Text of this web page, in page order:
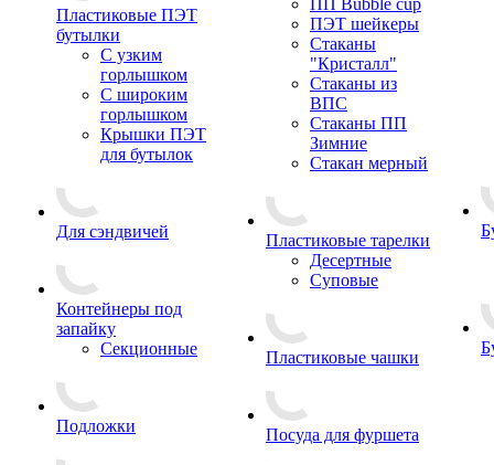
Пластиковые ПЭТ
бутылки
С узким
горлышком
С широким
горлышком
Крышки ПЭТ
для бутылок
Для сэндвичей
Контейнеры под
запайку
Секционные
Подложки
ПП Bubble cup
ПЭТ шейкеры
Стаканы
"Кристалл"
Стаканы из
ВПС
Стаканы ПП
Зимние
Стакан мерный
Пластиковые тарелки
Десертные
Суповые
Пластиковые чашки
Посуда для фуршета